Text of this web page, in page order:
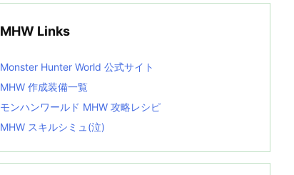
MHW Links
Monster Hunter World 公式サイト
MHW 作成装備一覧
モンハンワールド MHW 攻略レシピ
MHW スキルシミュ(泣)